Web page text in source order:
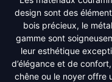
design sont des
bois précieux, le
gamme sont
leur esthétique
d’élégance et de
chêne ou le noyer offre